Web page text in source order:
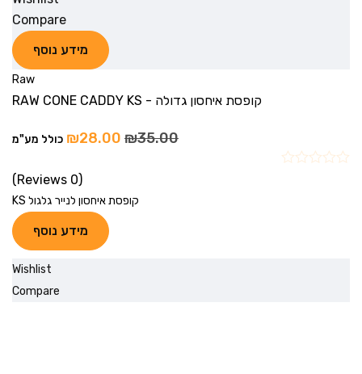
Compare
מידע נוסף
Raw
קופסת איחסון גדולה - RAW CONE CADDY KS
₪35.00
₪28.00 כולל מע"מ
(0 Reviews)
קופסת איחסון לנייר גלגול KS
מידע נוסף
Wishlist
Compare